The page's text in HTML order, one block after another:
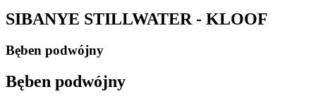
SIBANYE STILLWATER - KLOOF
Bęben podwójny
Bęben podwójny